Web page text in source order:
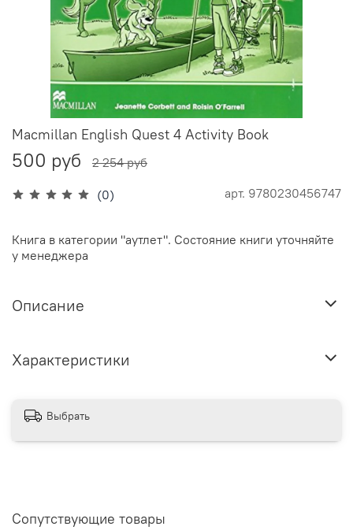
(0) арт. 9780230456747
Macmillan English Quest 4 Activity Book
500 руб 2 254 руб
Книга в категории "аутлет". Состояние книги уточняйте
у менеджера
Описание
Характеристики
Выбрать
Сопутствующие товары